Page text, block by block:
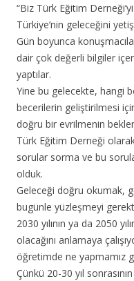
“Biz Türk Eğitim
Türkiye’nin geleceğini
Gün boyunca
dair çok değerli bilgiler
yaptılar.
Yine bu gelecekte, hangi
becerilerin geliştirilmesi
doğru bir evrilmenin
Türk Eğitim Derneği
sorular sorma ve bu
olduk.
Geleceği doğru okumak,
bugünle yüzleşmeyi
2030 yılının ya da 2050
olacağını anlamaya
öğretimde ne yapmamız
Çünkü 20-30 yıl